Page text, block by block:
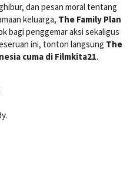
dan pesan moral tentang
keluarga, The Family Plan
bagi penggemar aksi sekaligus
ini, tonton langsung The
cuma di Filmkita21.